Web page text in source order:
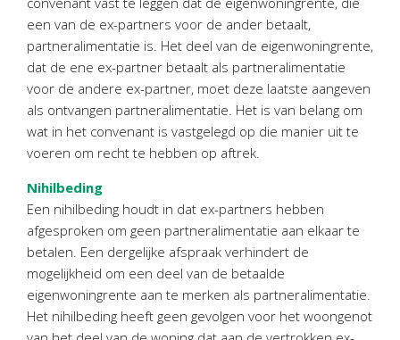
een van de ex-partners voor de ander betaalt,
partneralimentatie is. Het deel van de eigenwoningrente,
dat de ene ex-partner betaalt als partneralimentatie
voor de andere ex-partner, moet deze laatste aangeven
als ontvangen partneralimentatie. Het is van belang om
wat in het convenant is vastgelegd op die manier uit te
voeren om recht te hebben op aftrek.
Nihilbeding
Een nihilbeding houdt in dat ex-partners hebben
afgesproken om geen partneralimentatie aan elkaar te
betalen. Een dergelijke afspraak verhindert de
mogelijkheid om een deel van de betaalde
eigenwoningrente aan te merken als partneralimentatie.
Het nihilbeding heeft geen gevolgen voor het woongenot